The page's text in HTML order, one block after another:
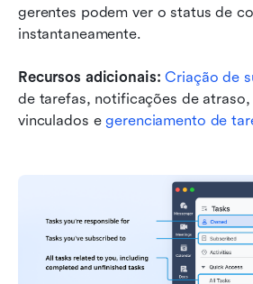
gerentes podem ver o status de
instantaneamente.
Recursos adicionais: Criação de
de tarefas, notificações de
vinculados e gerenciamento de